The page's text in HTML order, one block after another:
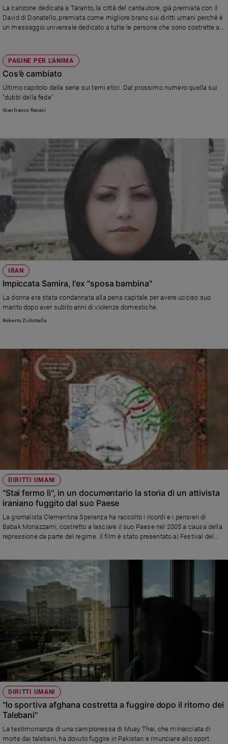
La canzone dedicata a Taranto, la città del cantautore, già premiata con il
David di Donatello, premiata come migliore brano sui diritti umani perchè è
un messaggio universale dedicato a tutte le persone che sono costrette a
PAGINE PER L'ANIMA
Cos'è cambiato
Ultimo capitolo della serie sui temi etici. Dal prossimo numero quella sui
"dubbi della fede"
Gianfranco Ravasi
IRAN
Impiccata Samira, l'ex "sposa bambina"
La donna era stata condannata alla pena capitale per avere ucciso suo
marito dopo aver subito anni di violenze domestiche.
Roberto Zichittella
DIRITTI UMANI
"Stai fermo lì", in un documentario la storia di un attivista
iraniano fuggito dal suo Paese
La giornalista Clementina Speranza ha raccolto i ricordi e i pensieri di
Babak Monazzami, costretto a lasciare il suo Paese nel 2005 a causa della
repressione da parte del regime. Il film è stato presentato al Festival del
DIRITTI UMANI
"Io sportiva afghana costretta a fuggire dopo il ritorno dei
Talebani"
La testimonianza di una campionessa di Muay Thai, che minacciata di
morte dai talebani, ha dovuto fuggire in Pakistan e rinunciare allo sport.